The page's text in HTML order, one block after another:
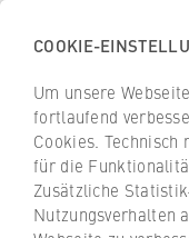
Z
u
ü
H
c
h
s
c
h
Z
u
r
ü
c
COOKIE-
Um unsere
fortlaufend
Cookies. Technisch
für die
Zusätzliche
Nutzungsverhalten